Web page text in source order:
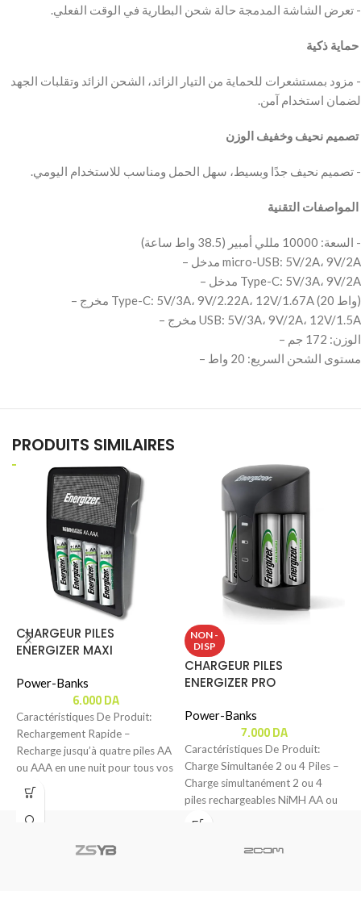
‫ حماية ذكية
‫- مزود بمستشعرات للحماية من التيار الزائد، الشحن الزائد وتقلبات الجهد
‫ تصميم نحيف وخفيف الوزن
‫ المواصفات التقنية
‫- السعة: 10000 مللي أمبير (38.5 واط ساعة)
– مدخل micro-USB: 5V/2A، 9V/2A
– مدخل Type-C: 5V/3A، 9V/2A
– مخرج Type-C: 5V/3A، 9V/2.22A، 12V/1.67A (20 واط)
– مخرج USB: 5V/3A، 9V/2A، 12V/1.5A
– الوزن: 172 جم
PRODUITS SIMILAIRES
CHARGEUR PILES
ENERGIZER MAXI
Power-Banks
6.000DA
Caractéristiques De Produit:
Rechargement Rapide –
Recharge jusqu’à quatre piles AA
ou AAA en une nuit pour tous vos
besoins
NON -
DISP
CHARGEUR PILES
ENERGIZER PRO
Power-Banks
7.000DA
Caractéristiques De Produit:
Charge Simultanée 2 ou 4 Piles –
Charge simultanément 2 ou 4
piles rechargeables NiMH AA ou